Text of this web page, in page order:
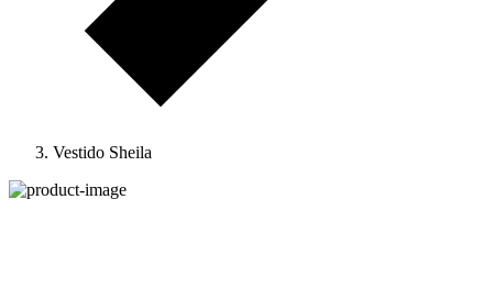
Vestido Sheila